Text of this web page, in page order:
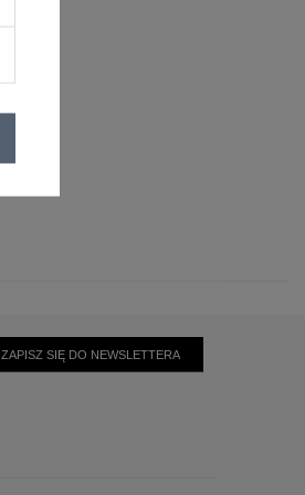
ZAPISZ SIĘ DO NEWSLETTERA